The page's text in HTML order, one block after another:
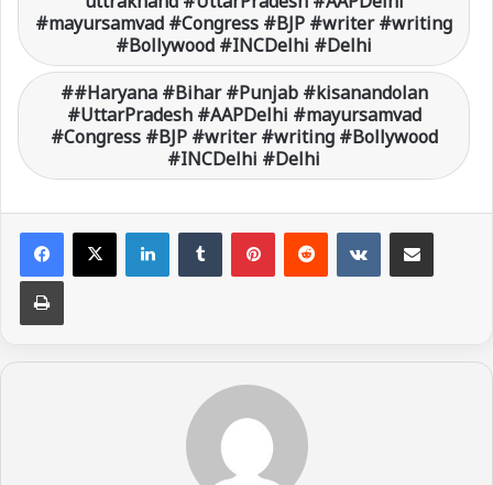
#mayursamvad #Congress #BJP #writer #writing
#Bollywood #INCDelhi #Delhi
#Haryana #Bihar #Punjab #kisanandolan
#UttarPradesh #AAPDelhi #mayursamvad
#Congress #BJP #writer #writing #Bollywood
#INCDelhi #Delhi
LinkedIn VKontakte